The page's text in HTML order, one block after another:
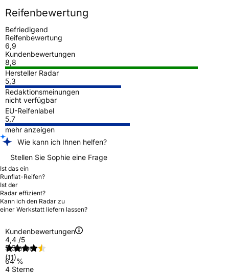
Reifenbewertung
Befriedigend
Reifenbewertung
6,9
Kundenbewertungen
8,8
Hersteller Radar
5,3
Redaktionsmeinungen
nicht verfügbar
EU-Reifenlabel
5,7
mehr anzeigen
Wie kann ich Ihnen helfen?
Stellen Sie Sophie eine Frage
Ist das ein
Runflat-Reifen?
Ist der
Radar effizient?
Kann ich den Radar zu
einer Werkstatt liefern lassen?
Kundenbewertungen
4,4 /5
(11)
5 Sterne
64 %
4 Sterne